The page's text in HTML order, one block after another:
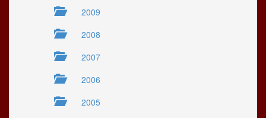
2009
2008
2007
2006
2005